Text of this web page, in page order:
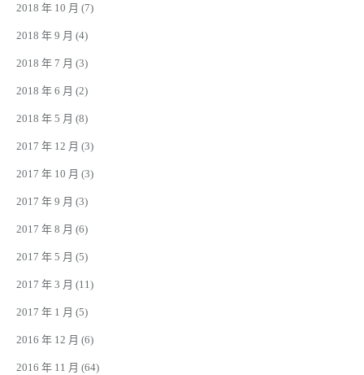
2018 年 10 月 (7)
2018 年 9 月 (4)
2018 年 7 月 (3)
2018 年 6 月 (2)
2018 年 5 月 (8)
2017 年 12 月 (3)
2017 年 10 月 (3)
2017 年 9 月 (3)
2017 年 8 月 (6)
2017 年 5 月 (5)
2017 年 3 月 (11)
2017 年 1 月 (5)
2016 年 12 月 (6)
2016 年 11 月 (64)